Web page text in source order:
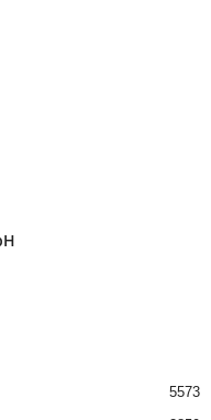
5573